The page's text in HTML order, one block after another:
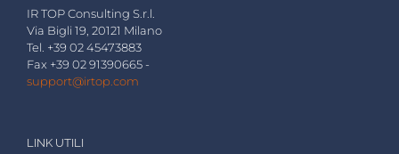
IR TOP Consulting S.r.l.
Via Bigli 19, 20121 Milano
Tel. +39 02 45473883
Fax +39 02 91390665 -
support@irtop.com
LINK UTILI